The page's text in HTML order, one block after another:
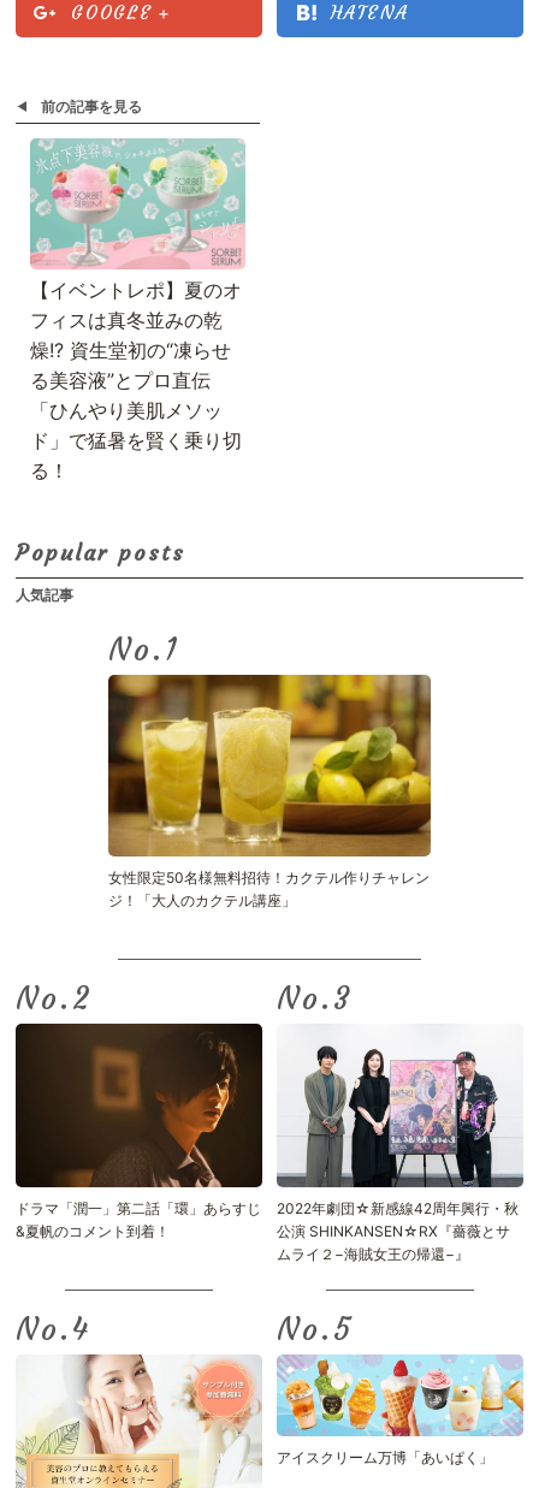
GOOGLE + HATENA
前の記事を見る
【イベントレポ】夏のオ
フィスは真冬並みの乾
燥!? 資生堂初の“凍らせ
る美容液”とプロ直伝
「ひんやり美肌メソッ
ド」で猛暑を賢く乗り切
る！
Popular posts
人気記事
No.
女性限定50名様無料招待！カクテル作りチャレン
ジ！「大人のカクテル講座」
No.
ドラマ「潤一」第二話「環」あらすじ
&夏帆のコメント到着！
No.
2022年劇団☆新感線42周年興行・秋
公演 SHINKANSEN☆RX『薔薇とサ
ムライ２−海賊女王の帰還−』
No. No.
アイスクリーム万博「あいぱく」